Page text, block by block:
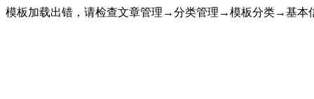
模板加载出错，请检查文章管理→分类管理→模板分类→基本